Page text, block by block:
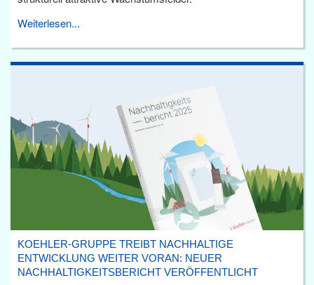
Weiterlesen...
KOEHLER-GRUPPE TREIBT NACHHALTIGE
ENTWICKLUNG WEITER VORAN: NEUER
NACHHALTIGKEITSBERICHT VERÖFFENTLICHT